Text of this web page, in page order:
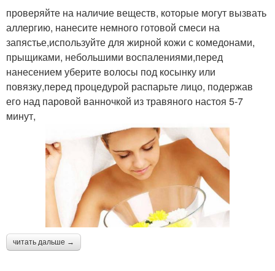
проверяйте на наличие веществ, которые могут вызвать
аллергию, нанесите немного готовой смеси на
запястье,используйте для жирной кожи с комедонами,
прыщиками, небольшими воспалениями,перед
нанесением уберите волосы под косынку или
повязку,перед процедурой распарьте лицо, подержав
его над паровой ванночкой из травяного настоя 5-7
минут,
читать дальше →